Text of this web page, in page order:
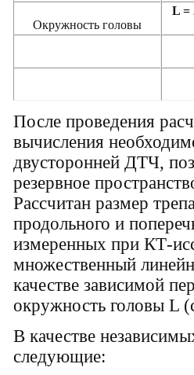
Окружность головы
L =
После проведения
вычисления
двусторонней ДТЧ,
резервное
Рассчитан размер
продольного и
измеренных при КТ-
множественный
качестве зависимой
окружность головы L
В качестве
следующие: